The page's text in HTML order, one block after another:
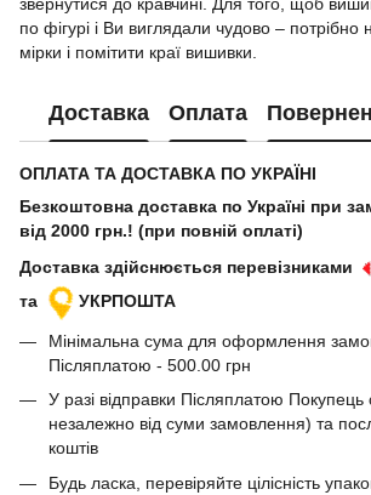
по фігурі і Ви виглядали чудово – потрібно
мірки і помітити краї вишивки.
Доставка Оплата
ОПЛАТА ТА ДОСТАВКА ПО УКРАЇНІ
Безкоштовна доставка по Україні при
від 2000 грн.! (при повній оплаті)
Доставка здійснюється перевізниками
та
УКРПОШТА
Мінімальна сума для оформлення
Післяплатою - 500.00 грн
У разі відправки Післяплатою Покупець
незалежно від суми замовлення) та
коштів
Будь ласка, перевіряйте цілісність